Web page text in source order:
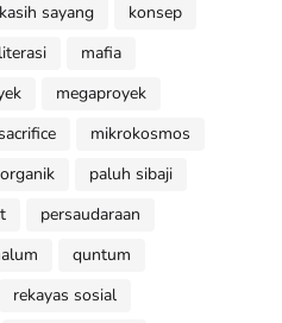
kasih sayang
konsep
literasi
mafia
megaproyek
mikrokosmos
organik
paluh sibaji
persaudaraan
quntum
rekayas sosial